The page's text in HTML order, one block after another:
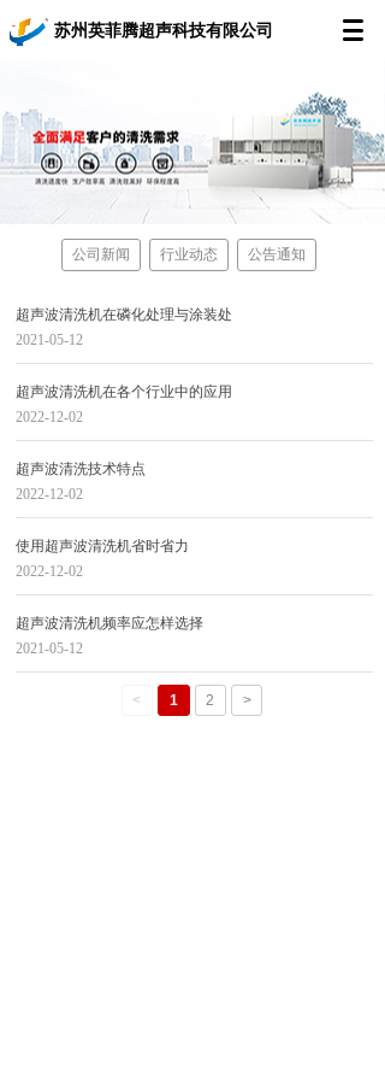
苏州英菲腾超声科技有限公司
公司新闻 行业动态 公告通知
超声波清洗机在磷化处理与涂装处
2021-05-12
超声波清洗机在各个行业中的应用
2022-12-02
超声波清洗技术特点
2022-12-02
使用超声波清洗机省时省力
2022-12-02
超声波清洗机频率应怎样选择
2021-05-12
< 1 2 >